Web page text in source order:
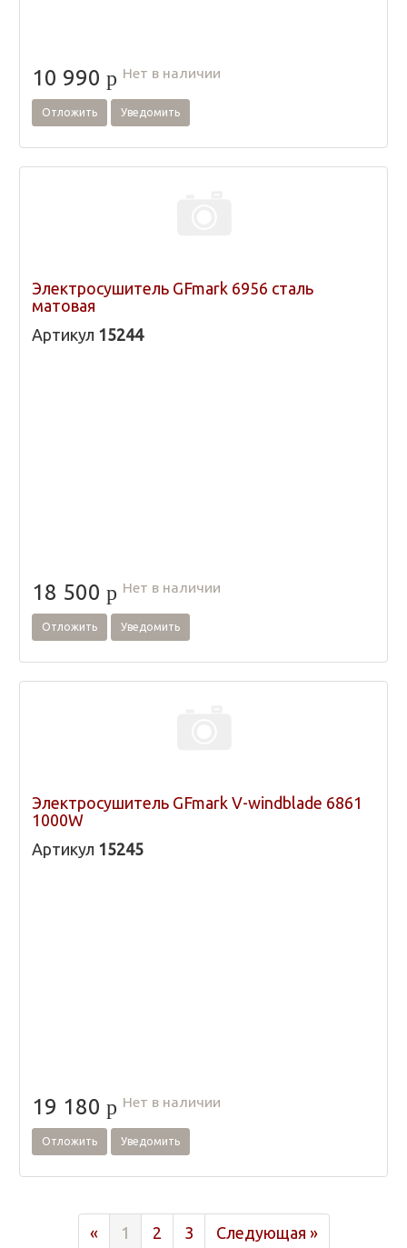
10 990 p Нет в наличии
Отложить Уведомить
Электросушитель GFmark 6956 сталь
матовая
Артикул 15244
18 500 p Нет в наличии
Отложить Уведомить
Электросушитель GFmark V-windblade 6861
1000W
Артикул 15245
19 180 p Нет в наличии
Отложить Уведомить
«Previous
1 2 3 Следующая »Next